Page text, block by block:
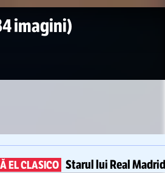
imagini)
EL CLASICO Starul lui Real